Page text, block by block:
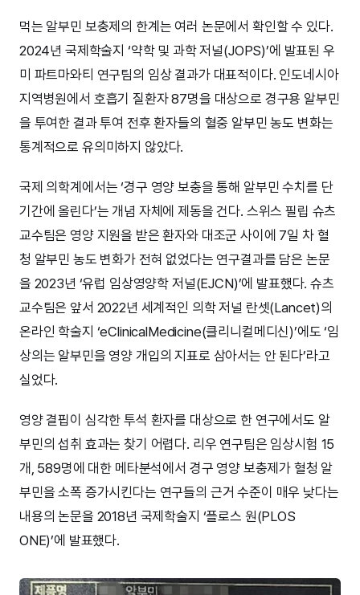
먹는 알부민 보충제의 한계는 여러 논문에서 확인할 수 있다.
2024년 국제학술지 ‘약학 및 과학 저널(JOPS)’에 발표된 우
미 파트마와티 연구팀의 임상 결과가 대표적이다. 인도네시아
지역병원에서 호흡기 질환자 87명을 대상으로 경구용 알부민
을 투여한 결과 투여 전후 환자들의 혈중 알부민 농도 변화는
통계적으로 유의미하지 않았다.
국제 의학계에서는 ‘경구 영양 보충을 통해 알부민 수치를 단
기간에 올린다’는 개념 자체에 제동을 건다. 스위스 필립 슈츠
교수팀은 영양 지원을 받은 환자와 대조군 사이에 7일 차 혈
청 알부민 농도 변화가 전혀 없었다는 연구결과를 담은 논문
을 2023년 ‘유럽 임상영양학 저널(EJCN)’에 발표했다. 슈츠
교수팀은 앞서 2022년 세계적인 의학 저널 란셋(Lancet)의
온라인 학술지 ‘eClinicalMedicine(클리니컬메디신)’에도 ‘임
상의는 알부민을 영양 개입의 지표로 삼아서는 안 된다’라고
실었다.
영양 결핍이 심각한 투석 환자를 대상으로 한 연구에서도 알
부민의 섭취 효과는 찾기 어렵다. 리우 연구팀은 임상시험 15
개, 589명에 대한 메타분석에서 경구 영양 보충제가 혈청 알
부민을 소폭 증가시킨다는 연구들의 근거 수준이 매우 낮다는
내용의 논문을 2018년 국제학술지 ‘플로스 원(PLOS
ONE)’에 발표했다.